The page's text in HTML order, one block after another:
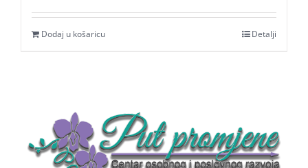
was:
40 €.
is:
25 €.
Dodaj u košaricu Detalji